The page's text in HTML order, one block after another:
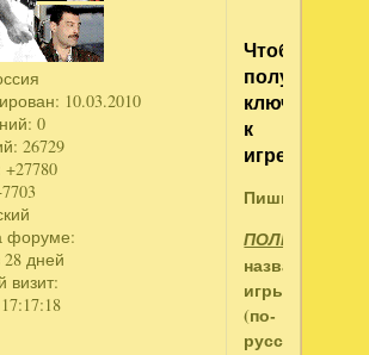
: 10.03.2010
0
26729
+27780
форуме:
дней
визит:
Чтобы
получить
ключ
к
игре:
Пишите:
ПОЛНОЕ
название
игры
(по-
русски).